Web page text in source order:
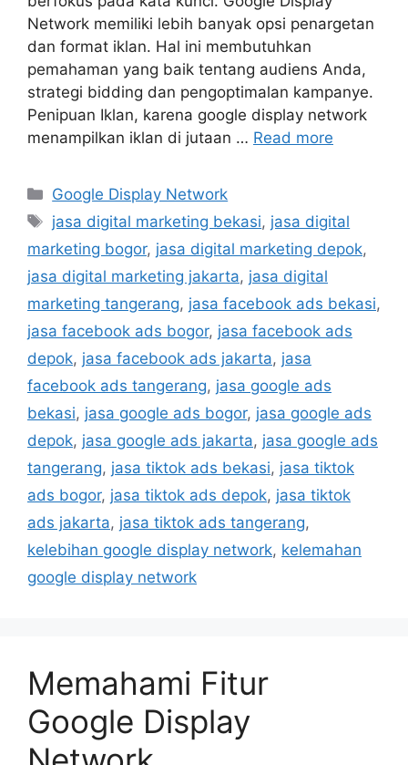
Network memiliki lebih banyak opsi penargetan
dan format iklan. Hal ini membutuhkan
pemahaman yang baik tentang audiens Anda,
strategi bidding dan pengoptimalan kampanye.
Penipuan Iklan, karena google display network
menampilkan iklan di jutaan … Read more
Google Display Network
jasa digital marketing bekasi, jasa digital
marketing bogor, jasa digital marketing depok,
jasa digital marketing jakarta, jasa digital
marketing tangerang, jasa facebook ads bekasi,
jasa facebook ads bogor, jasa facebook ads
depok, jasa facebook ads jakarta, jasa
facebook ads tangerang, jasa google ads
bekasi, jasa google ads bogor, jasa google ads
depok, jasa google ads jakarta, jasa google ads
tangerang, jasa tiktok ads bekasi, jasa tiktok
ads bogor, jasa tiktok ads depok, jasa tiktok
ads jakarta, jasa tiktok ads tangerang,
kelebihan google display network, kelemahan
google display network
Memahami Fitur
Google Display